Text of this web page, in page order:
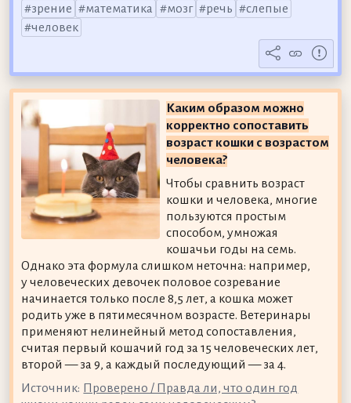
зрение
математика мозг речь
слепые
человек
Каким образом можно
корректно сопоставить
возраст кошки с возрастом
человека?
Чтобы сравнить возраст
кошки и человека, многие
пользуются простым
способом, умножая
кошачьи годы на семь.
Однако эта формула слишком неточна: например,
у человеческих девочек половое созревание
начинается только после 8,5 лет, а кошка может
родить уже в пятимесячном возрасте. Ветеринары
применяют нелинейный метод сопоставления,
считая первый кошачий год за 15 человеческих лет,
второй — за 9, а каждый последующий — за 4.
Источник: Проверено / Правда ли, что один год